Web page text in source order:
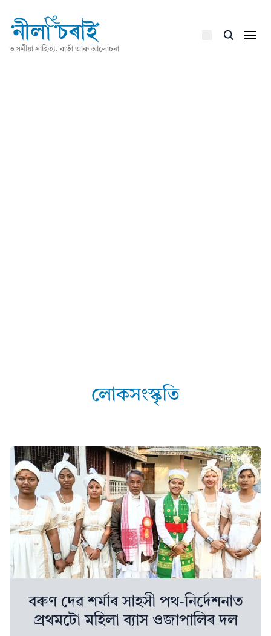
অসমীয়া সাহিত্য, বাৰ্তা আৰু আলোচনা
লোকসংস্কৃতি
বৰুণ দেৱ শৰ্মাৰ সাহসী পথ-নিৰ্দেশনাত
প্ৰথমটো মহিলা ব্যাস ওজাপালিৰ দল